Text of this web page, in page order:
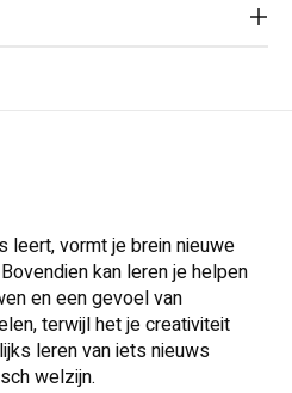
leert, vormt je brein nieuwe
kan leren je helpen
en een gevoel van
terwijl het je creativiteit
leren van iets nieuws
welzijn.